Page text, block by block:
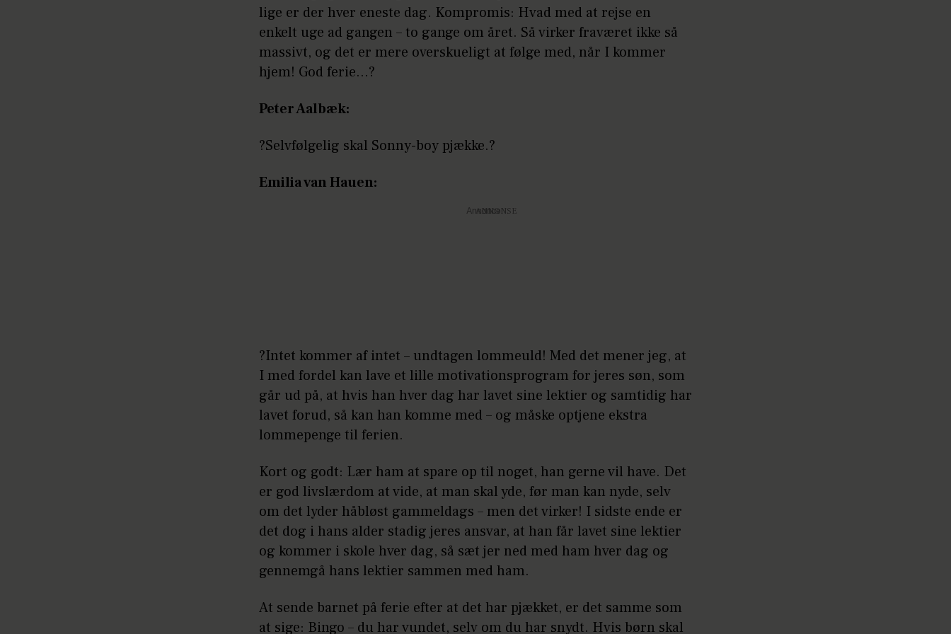
lige er der hver eneste dag. Kompromis: Hvad med at rejse en
enkelt uge ad gangen – to gange om året. Så virker fraværet ikke så
massivt, og det er mere overskueligt at følge med, når I kommer
hjem! God ferie…?
Peter Aalbæk:
?Selvfølgelig skal Sonny-boy pjække.?
Emilia van Hauen:
Annonce
?Intet kommer af intet – undtagen lommeuld! Med det mener jeg, at
I med fordel kan lave et lille motivationsprogram for jeres søn, som
går ud på, at hvis han hver dag har lavet sine lektier og samtidig har
lavet forud, så kan han komme med – og måske optjene ekstra
lommepenge til ferien.
Kort og godt: Lær ham at spare op til noget, han gerne vil have. Det
er god livslærdom at vide, at man skal yde, før man kan nyde, selv
om det lyder håbløst gammeldags – men det virker! I sidste ende er
det dog i hans alder stadig jeres ansvar, at han får lavet sine lektier
og kommer i skole hver dag, så sæt jer ned med ham hver dag og
gennemgå hans lektier sammen med ham.
At sende barnet på ferie efter at det har pjækket, er det samme som
at sige: Bingo – du har vundet, selv om du har snydt. Hvis børn skal